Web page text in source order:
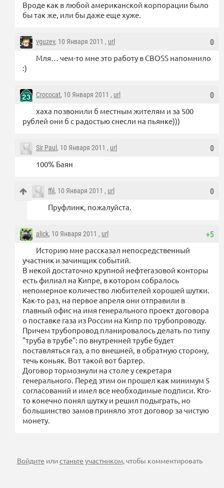
Вроде как в любой американской корпорации было
бы так же, или бы даже еще хуже.
0
vguzev, 10 Января 2011 , url
Мля… чем-то мне это работу в CBOSS напомнило
:)
0
Crococat, 10 Января 2011 , url
хаха позвонили б местным жителям и за 500
рублей они б с радостью снесли на пьянке)))
0
Sir Paul , 10 Января 2011 , url
100% Баян
0
ffil , 10 Января 2011 , url
Пруфлинк, пожалуйста.
+5
alick, 10 Января 2011 , url
Историю мне рассказал непосредственный
участник и зачинщик событий.
В некой достаточно крупной нефтегазовой конторы
есть филиал на Кипре, в котором собралось
непомерное количество любителей хорошей шутки.
Как-то раз, на первое апреля они отправили в
главный офис на имя генерального проект договора
о поставке газа из России на Кипр по трубопроводу.
Причем трубопровод планировалось делать по типу
"труба в трубе": по внутренней трубе будет
поставляться газ, а по внешней, в обратную сторону,
течь коньяк. Вот такой вот бартер.
Договор тормознули на столе у секретаря
генерального. Перед этим он прошел как минимум 5
согласований и имел все необходимые подписи. Кто-
то конечно понял шутку и решил подыграть, но
большинство замов приняло этот договор за чистую
монету.
Войдите илистаньте участником, чтобы комментировать